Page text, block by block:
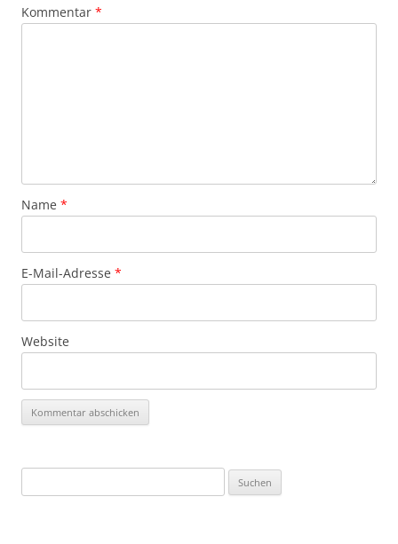
Kommentar *
Name *
E-Mail-Adresse *
Website
nach: